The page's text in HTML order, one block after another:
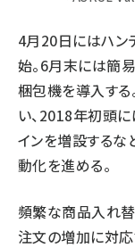
4月20日にはハン
始。6月末には簡
梱包機を導入する
い、2018年初頭
インを増設するな
動化を進める。
頻繁な商品入れ
注文の増加に対